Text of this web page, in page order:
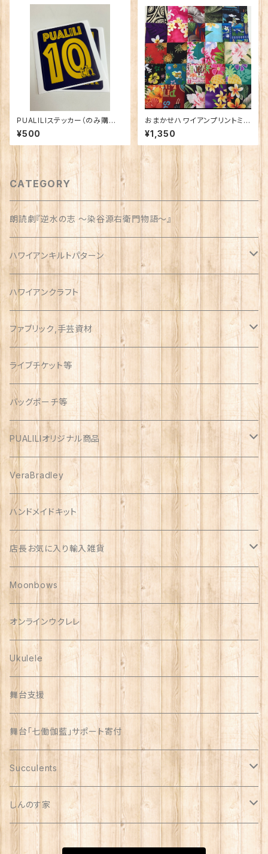
PUALILIステッカー（のみ購入
の方用）8×10cm
¥500
おまかせハワイアンプリントミニ
カットクロス50枚
¥1,350
CATEGORY
朗読劇『逆水の志 〜染谷源右衛門物語〜』
ハワイアンキルトパターン
ウォールサイズ（約1m）
ハワイアンクラフト
ファブリック,手芸資材
ハワイアン
オックス
アソート
ライブチケット等
バッグポーチ等
PUALILIオリジナル商品
プアリリグッズ
しんのす家グッズ
ハンドメイド品
VeraBradley
ハンドメイドキット
店長お気に入り輸入雑貨
Polish Pottery
Vera Bradley
Moonbows
オンラインウクレレ
Ukulele
舞台支援
舞台「七働伽藍」サポート寄付
Succulents
リメイク缶
自家製苗
しんのす家
special